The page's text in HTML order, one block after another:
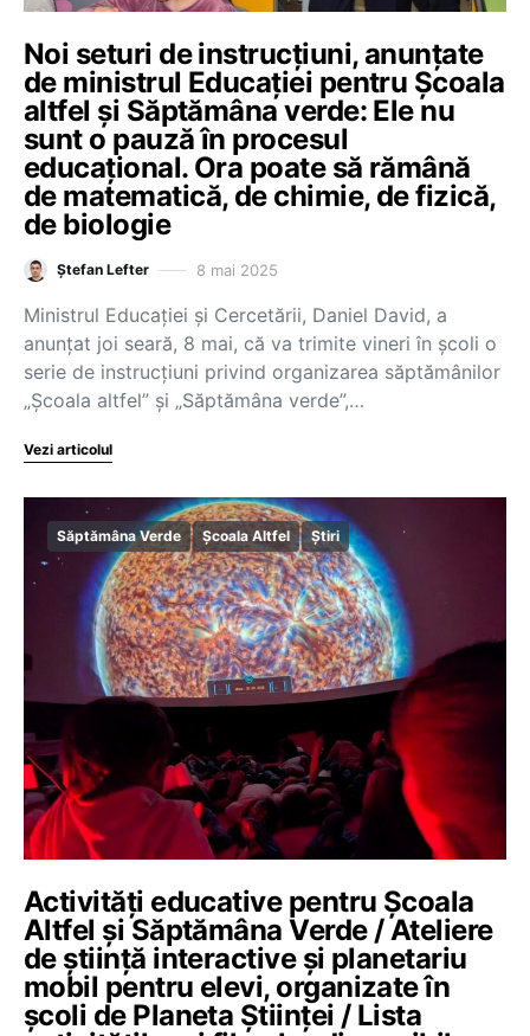
Noi seturi de instrucțiuni, anunțate
de ministrul Educației pentru Școala
altfel și Săptămâna verde: Ele nu
sunt o pauză în procesul
educațional. Ora poate să rămână
de matematică, de chimie, de fizică,
de biologie
Ștefan Lefter 8 mai 2025
Ministrul Educației și Cercetării, Daniel David, a
anunțat joi seară, 8 mai, că va trimite vineri în școli o
serie de instrucțiuni privind organizarea săptămânilor
„Școala altfel” și „Săptămâna verde”,…
Vezi articolul
Săptămâna Verde Școala Altfel Știri
Activități educative pentru Școala
Altfel și Săptămâna Verde / Ateliere
de știință interactive și planetariu
mobil pentru elevi, organizate în
școli de Planeta Științei / Lista